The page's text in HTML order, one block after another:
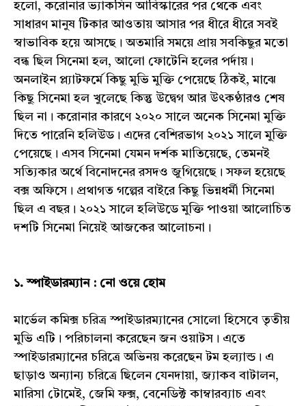
হলো, করোনার ভ্যাকসিন আবিস্কারের পর থেকে এবং
সাধারণ মানুষ টিকার আওতায় আসার পর ধীরে ধীরে সবই
স্বাভাবিক হয়ে আসছে। অতমারি সময়ে প্রায় সবকিছুর মতো
বন্ধ ছিল সিনেমা হল, আলো ফোটেনি হলের পর্দায়।
অনলাইন প্ল্যাটফর্মে কিছু মুভি মুক্তি পেয়েছে ঠিকই, মাঝে
কিছু সিনেমা হল খুলেছে কিন্তু উদ্বেগ আর উৎকণ্ঠারও শেষ
ছিল না। করোনার কারণে ২০২০ সালে অনেক সিনেমা মুক্তি
দিতে পারেনি হলিউড। এদের বেশিরভাগ ২০২১ সালে মুক্তি
পেয়েছে। এসব সিনেমা যেমন দর্শক মাতিয়েছে, তেমনই
সত্যিকার অর্থে বিনোদনের রসদও জুগিয়েছে। সফল হয়েছে
বক্স অফিসে। প্রথাগত গল্পের বাইরে কিছু ভিন্নধর্মী সিনেমা
ছিল এ বছর। ২০২১ সালে হলিউডে মুক্তি পাওয়া আলোচিত
দশটি সিনেমা নিয়েই আজকের আলোচনা।
১. স্পাইডারম্যান : নো ওয়ে হোম
মার্ভেল কমিক্স চরিত্র স্পাইডারম্যানের সোলো হিসেবে তৃতীয়
মুভি এটি। পরিচালনা করেছেন জন ওয়াটস। এতে
স্পাইডারম্যানের চরিত্রে অভিনয় করেছেন টম হল্যান্ড। এ
ছাড়াও অন্যান্য চরিত্রে ছিলেন যেনদায়া, জ্যাকব বাটালন,
মারিসা টোমেই, জেমি ফক্স, বেনেডিক্ট কাম্বারব্যাচ এবং